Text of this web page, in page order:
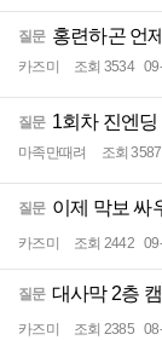
질문 홍련하곤 언
카즈미 조회 3534
질문 1회차 진엔
마족만때려 조회 3587
질문 이제 막보 싸
카즈미 조회 2442
질문 대사막 2층
카즈미 조회 2385